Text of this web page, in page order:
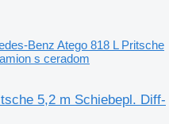
Benz Atego 818 L Pritsche
s ceradom
5,2 m Schiebepl. Diff-